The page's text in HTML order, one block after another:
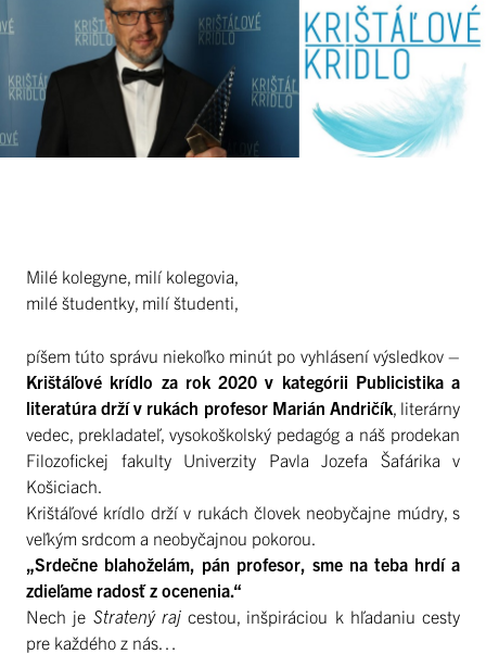
Milé kolegyne, milí kolegovia,
milé študentky, milí študenti,
píšem túto správu niekoľko minút po vyhlásení výsledkov –
Krištáľové krídlo za rok 2020 v kategórii Publicistika a
literatúra drží v rukách profesor Marián Andričík, literárny
vedec, prekladateľ, vysokoškolský pedagóg a náš prodekan
Filozofickej fakulty Univerzity Pavla Jozefa Šafárika v
Košiciach.
Krištáľové krídlo drží v rukách človek neobyčajne múdry, s
veľkým srdcom a neobyčajnou pokorou.
„Srdečne blahoželám, pán profesor, sme na teba hrdí a
zdieľame radosť z ocenenia.“
Nech je Stratený rajcestou, inšpiráciou k hľadaniu cesty
pre každého z nás…